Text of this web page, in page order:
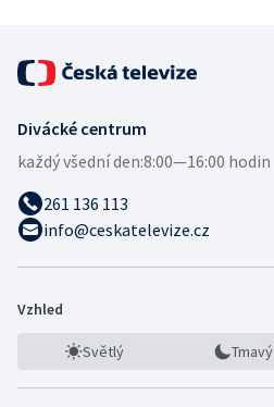
Divácké centrum
každý všední den:8:00—16:00 hodin
261 136 113
info@ceskatelevize.cz
Vzhled
Světlý Tmavý